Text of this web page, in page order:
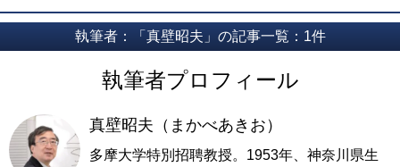
執筆者：「真壁昭夫」の記事一覧：1件
執筆者プロフィール
真壁昭夫（まかべあきお）
多摩大学特別招聘教授。1953年、神奈川県生